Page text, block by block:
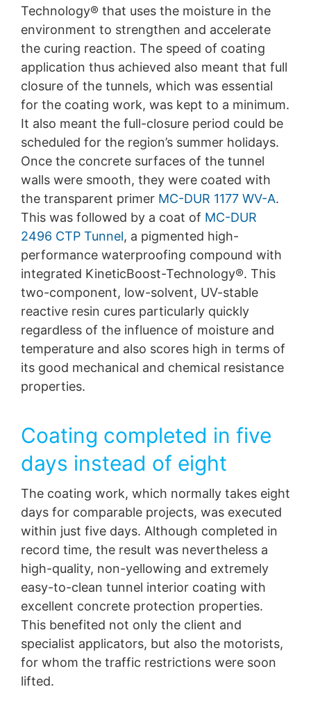
Technology® that uses the moisture in the
environment to strengthen and accelerate
the curing reaction. The speed of coating
application thus achieved also meant that full
closure of the tunnels, which was essential
for the coating work, was kept to a minimum.
It also meant the full-closure period could be
scheduled for the region’s summer holidays.
Once the concrete surfaces of the tunnel
walls were smooth, they were coated with
the transparent primer MC-DUR 1177 WV-A.
This was followed by a coat of MC-DUR
2496 CTP Tunnel, a pigmented high-
performance waterproofing compound with
integrated KineticBoost-Technology®. This
two-component, low-solvent, UV-stable
reactive resin cures particularly quickly
regardless of the influence of moisture and
temperature and also scores high in terms of
its good mechanical and chemical resistance
properties.
Coating completed in five
days instead of eight
The coating work, which normally takes eight
days for comparable projects, was executed
within just five days. Although completed in
record time, the result was nevertheless a
high-quality, non-yellowing and extremely
easy-to-clean tunnel interior coating with
excellent concrete protection properties.
This benefited not only the client and
specialist applicators, but also the motorists,
for whom the traffic restrictions were soon
lifted.